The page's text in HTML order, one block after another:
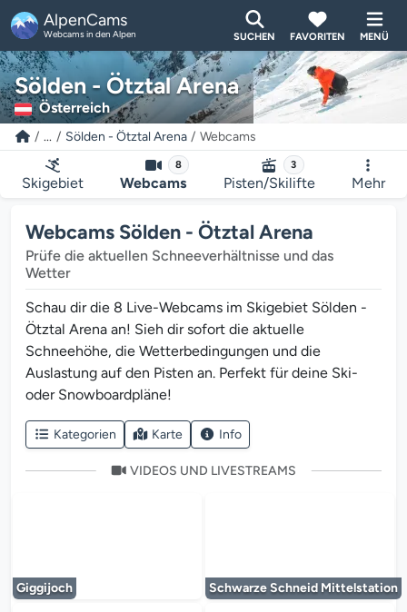
AlpenCams
Webcams in den Alpen SUCHEN FAVORITEN MENÜ
Sölden - Ötztal Arena
Österreich
... Sölden - Ötztal Arena Webcams
Skigebiet
8
Webcams
3
Pisten/Skilifte Mehr
Webcams Sölden - Ötztal Arena
Prüfe die aktuellen Schneeverhältnisse und das
Wetter
Schau dir die 8 Live-Webcams im Skigebiet Sölden -
Ötztal Arena an! Sieh dir sofort die aktuelle
Schneehöhe, die Wetterbedingungen und die
Auslastung auf den Pisten an. Perfekt für deine Ski-
oder Snowboardpläne!
Kategorien Karte Info
VIDEOS UND LIVESTREAMS
Giggijoch Schwarze Schneid Mittelstation